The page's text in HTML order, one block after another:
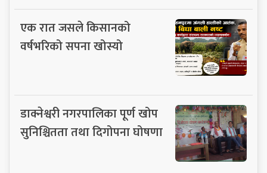
एक रात जसले किसानको
वर्षभरिको सपना खोस्यो
डाक्नेश्वरी नगरपालिका पूर्ण खोप
सुनिश्चितता तथा दिगोपना घोषणा